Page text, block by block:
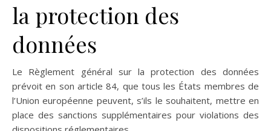
la protection des
données
Le Règlement général sur la protection des données
prévoit en son article 84, que tous les États membres de
l’Union européenne peuvent, s’ils le souhaitent, mettre en
place des sanctions supplémentaires pour violations des